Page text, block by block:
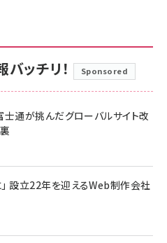
ッチリ！ Sponsored
通が挑んだグローバルサイト改
設立22年を迎えるWeb制作会社